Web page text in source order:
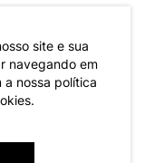
site e sua
navegando em
a nossa política